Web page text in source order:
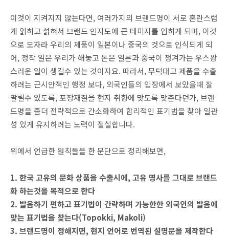
이것이 지켜지지 않는다면, 여러가지의 브랜드명이 서로 혼란스럽
게 얽히고 섥혀서 브랜드 인지도에 큰 데미지를 입히게 되며, 이것
으로 모자라 우리의 제품이 일본이나 중국의 것으로 인식되게 되
어, 정작 일은 우리가 해놓고 돈은 일본과 중국이 챙겨가는 우스꽝
스러운 일이 생길수 있는 것이지요. 따라서, 무턱대고 제품을 수출
하려는 근시안적인 행정 보다, 외국인들의 입장에서 보았을때 잘
팔릴수 있도록, 포장재질을 현지 취향에 맞도록 맞춘다던가, 브랜
드명을 좀더 전략적으로 간소화하여 합리적인 표기법을 찾아 일관
성 있게 유지하려는 노력이 절실합니다.
위에서 언급한 원칙들을 한 문단으로 정리해보면,
1. 한국 고유의 문화 상품을 수출시에, 고유 명사를 그대로 브랜드
화 하는것을 목적으로 한다
2. 발음하기 편하고 표기법이 간략하며 가능한한 외국인의 발음에
맞는 표기법을 찾는다(Topokki, Makoli)
3. 브랜드명이 정해지면, 현지 언어로 번역된 설명문을 제작한다